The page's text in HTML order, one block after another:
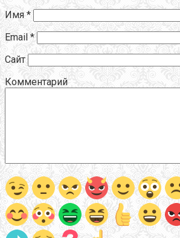
Имя *
Email *
Сайт
Комментарий